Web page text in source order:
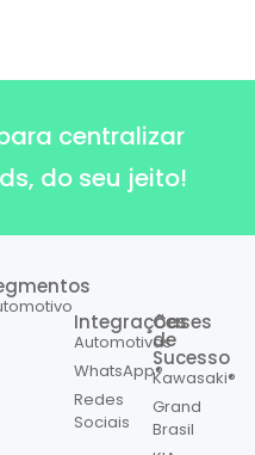
centralizar
do seu jeito!
Integrações
Automotivas
WhatsApp®
Redes
Sociais
Cases
de
Sucesso
Kawasaki®
Grand
Brasil